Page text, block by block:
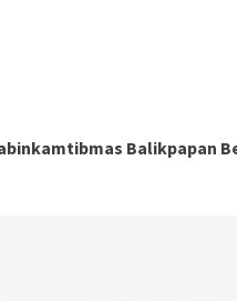
Balikpapan